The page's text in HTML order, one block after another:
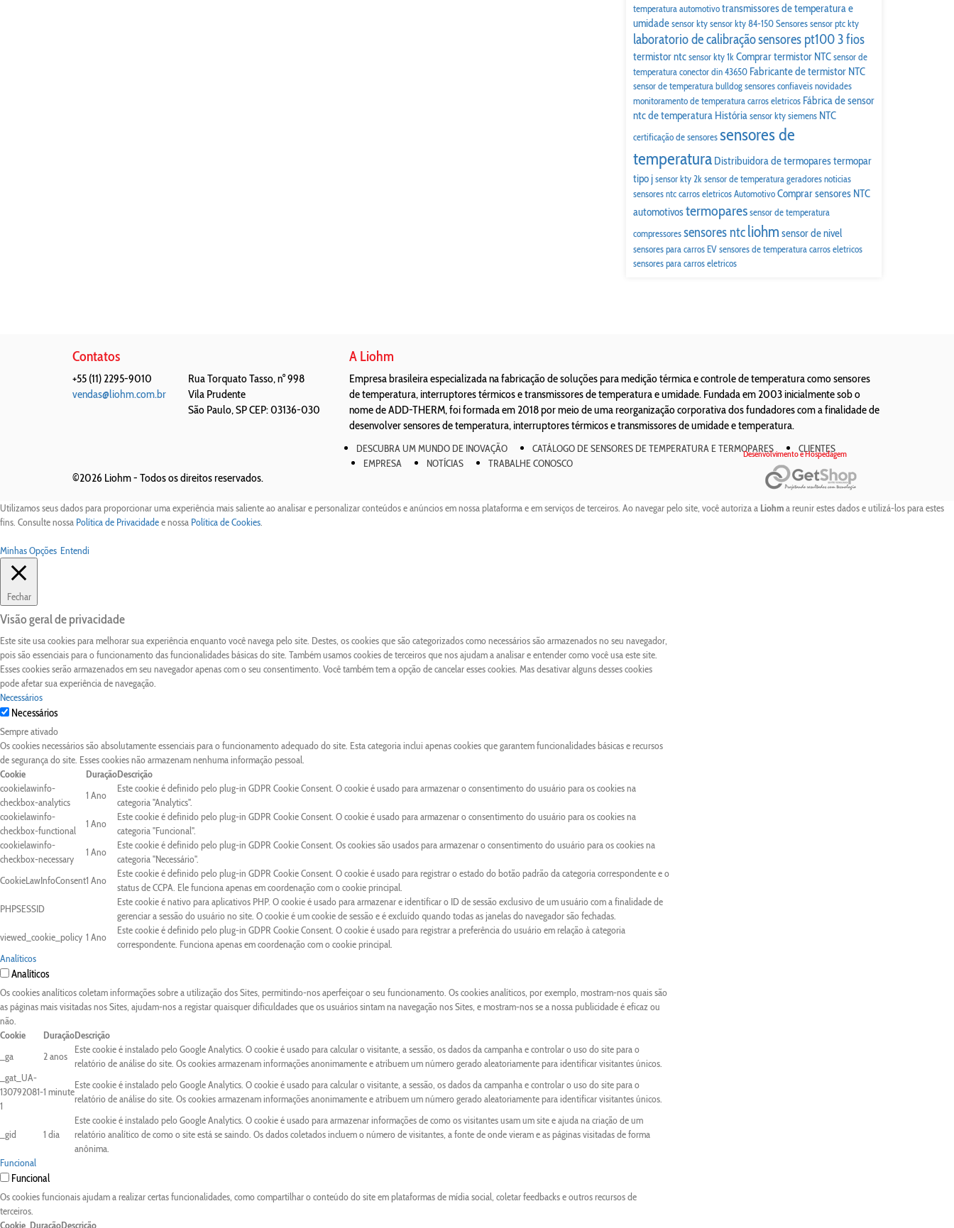
temperatura automotivotransmissores de temperatura e
umidadesensor ktysensor kty 84-150Sensoressensor ptc kty
laboratorio de calibraçãosensores pt100 3 fios
termistor ntcsensor kty 1k Comprar termistor NTCsensor de
temperatura conector din 43650 Fabricante de termistor NTC
sensor de temperatura bulldogsensores confiaveisnovidades
monitoramento de temperatura carros eletricos Fábrica de sensor
ntc de temperatura Históriasensor kty siemens NTC
certificação de sensoressensores de
temperatura Distribuidora de termoparestermopar
tipo jsensor kty 2k sensor de temperatura geradoresnoticias
sensores ntc carros eletricosAutomotivoComprar sensores NTC
automotivostermoparessensor de temperatura
compressoressensores ntcliohm sensor de nivel
sensores para carros EVsensores de temperatura carros eletricos
sensores para carros eletricos
Contatos
+55 (11) 2295-9010
vendas@liohm.com.br
Rua Torquato Tasso, n° 998
Vila Prudente
São Paulo,SPCEP: 03136-030
A Liohm
Empresa brasileira especializada na fabricação de soluções para medição térmica e controle de temperatura como sensores
de temperatura, interruptores térmicos e transmissores de temperatura e umidade. Fundada em 2003 inicialmente sob o
nome de ADD-THERM, foi formada em 2018 por meio de uma reorganização corporativa dos fundadores com a finalidade de
desenvolver sensores de temperatura, interruptores térmicos e transmissores de umidade e temperatura.
DESCUBRA UM MUNDO DE INOVAÇÃO CATÁLOGO DE SENSORES DE TEMPERATURA E TERMOPARES
CLIENTES
EMPRESA
NOTÍCIAS TRABALHE CONOSCO
©2026 Liohm - Todos os direitos reservados.
Desenvolvimento e Hospedagem
Utilizamos seus dados para proporcionar uma experiência mais saliente ao analisar e personalizar conteúdos e anúncios em nossa plataforma e em serviços de terceiros. Ao navegar pelo site, você autoriza a Liohma reunir estes dados e utilizá-los para estes
fins. Consulte nossa Política de Privacidadee nossa Política de Cookies.
Minhas Opções Entendi
Fechar
Visão geral de privacidade
Este site usa cookies para melhorar sua experiência enquanto você navega pelo site. Destes, os cookies que são categorizados como necessários são armazenados no seu navegador,
pois são essenciais para o funcionamento das funcionalidades básicas do site. Também usamos cookies de terceiros que nos ajudam a analisar e entender como você usa este site.
Esses cookies serão armazenados em seu navegador apenas com o seu consentimento. Você também tem a opção de cancelar esses cookies. Mas desativar alguns desses cookies
pode afetar sua experiência de navegação.
Necessários
Necessários
Sempre ativado
Os cookies necessários são absolutamente essenciais para o funcionamento adequado do site. Esta categoria inclui apenas cookies que garantem funcionalidades básicas e recursos
de segurança do site. Esses cookies não armazenam nenhuma informação pessoal.
Cookie
DuraçãoDescrição
cookielawinfo-
checkbox-analytics
1 Ano
Este cookie é definido pelo plug-in GDPR Cookie Consent. O cookie é usado para armazenar o consentimento do usuário para os cookies na
categoria "Analytics".
cookielawinfo-
checkbox-functional
1 Ano
Este cookie é definido pelo plug-in GDPR Cookie Consent. O cookie é usado para armazenar o consentimento do usuário para os cookies na
categoria "Funcional".
cookielawinfo-
checkbox-necessary
1 Ano
Este cookie é definido pelo plug-in GDPR Cookie Consent. Os cookies são usados para armazenar o consentimento do usuário para os cookies na
categoria "Necessário".
CookieLawInfoConsent1 Ano
Este cookie é definido pelo plug-in GDPR Cookie Consent. O cookie é usado para registrar o estado do botão padrão da categoria correspondente e o
status de CCPA. Ele funciona apenas em coordenação com o cookie principal.
PHPSESSID
Este cookie é nativo para aplicativos PHP. O cookie é usado para armazenar e identificar o ID de sessão exclusivo de um usuário com a finalidade de
gerenciar a sessão do usuário no site. O cookie é um cookie de sessão e é excluído quando todas as janelas do navegador são fechadas.
viewed_cookie_policy 1 Ano
Este cookie é definido pelo plug-in GDPR Cookie Consent. O cookie é usado para registrar a preferência do usuário em relação à categoria
correspondente. Funciona apenas em coordenação com o cookie principal.
Analíticos
Analíticos
Os cookies analíticos coletam informações sobre a utilização dos Sites, permitindo-nos aperfeiçoar o seu funcionamento. Os cookies analíticos, por exemplo, mostram-nos quais são
as páginas mais visitadas nos Sites, ajudam-nos a registar quaisquer dificuldades que os usuários sintam na navegação nos Sites, e mostram-nos se a nossa publicidade é eficaz ou
não.
Cookie
DuraçãoDescrição
_ga
2 anos
Este cookie é instalado pelo Google Analytics. O cookie é usado para calcular o visitante, a sessão, os dados da campanha e controlar o uso do site para o
relatório de análise do site. Os cookies armazenam informações anonimamente e atribuem um número gerado aleatoriamente para identificar visitantes únicos.
_gat_UA-
130792081-
1
1 minute
Este cookie é instalado pelo Google Analytics. O cookie é usado para calcular o visitante, a sessão, os dados da campanha e controlar o uso do site para o
relatório de análise do site. Os cookies armazenam informações anonimamente e atribuem um número gerado aleatoriamente para identificar visitantes únicos.
_gid 1 dia
Este cookie é instalado pelo Google Analytics. O cookie é usado para armazenar informações de como os visitantes usam um site e ajuda na criação de um
relatório analítico de como o site está se saindo. Os dados coletados incluem o número de visitantes, a fonte de onde vieram e as páginas visitadas de forma
anônima.
Funcional
Funcional
Os cookies funcionais ajudam a realizar certas funcionalidades, como compartilhar o conteúdo do site em plataformas de mídia social, coletar feedbacks e outros recursos de
terceiros.
Cookie DuraçãoDescrição